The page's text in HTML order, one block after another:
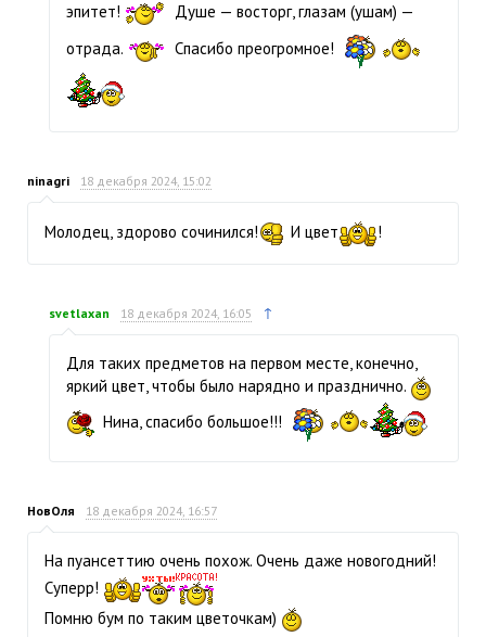
эпитет!
Душе — восторг, глазам (ушам) —
отрада.
Спасибо преогромное!
ninagri 18 декабря 2024, 15:02
Молодец, здорово сочинился! И цвет !
svetlaxan 18 декабря 2024, 16:05 ↑
Для таких предметов на первом месте, конечно,
яркий цвет, чтобы было нарядно и празднично.
Нина, спасибо большое!!!
НовОля 18 декабря 2024, 16:57
На пуансеттию очень похож. Очень даже новогодний!
Суперр!
Помню бум по таким цветочкам)